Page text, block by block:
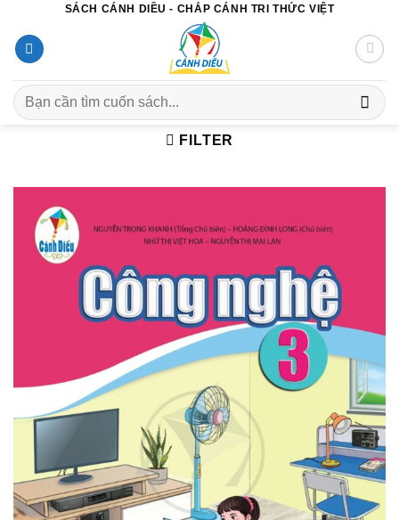
đến
nội
dung
SÁCH CÁNH DIỀU - CHẮP CÁNH TRI THỨC VIỆT
Search
for:
FILTER